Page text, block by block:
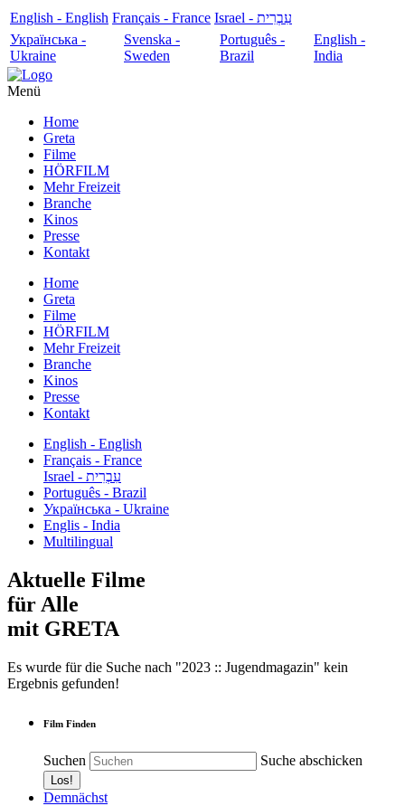
English - English Français - France
עִבְרִית - Israel
Українська -
Ukraine
Svenska -
Sweden
Português -
Brazil
English -
India
Menü
Home
Greta
Filme
HÖRFILM
Mehr Freizeit
Branche
Kinos
Presse
Kontakt
Home
Greta
Filme
HÖRFILM
Mehr Freizeit
Branche
Kinos
Presse
Kontakt
English - English
Français - France
עִבְרִית - Israel
Português - Brazil
Українська - Ukraine
Englis - India
Multilingual
Aktuelle Filme
für Alle
mit GRETA
Es wurde für die Suche nach "2023 :: Jugendmagazin" kein
Ergebnis gefunden!
Film Finden
Suchen Suche abschicken
Demnächst